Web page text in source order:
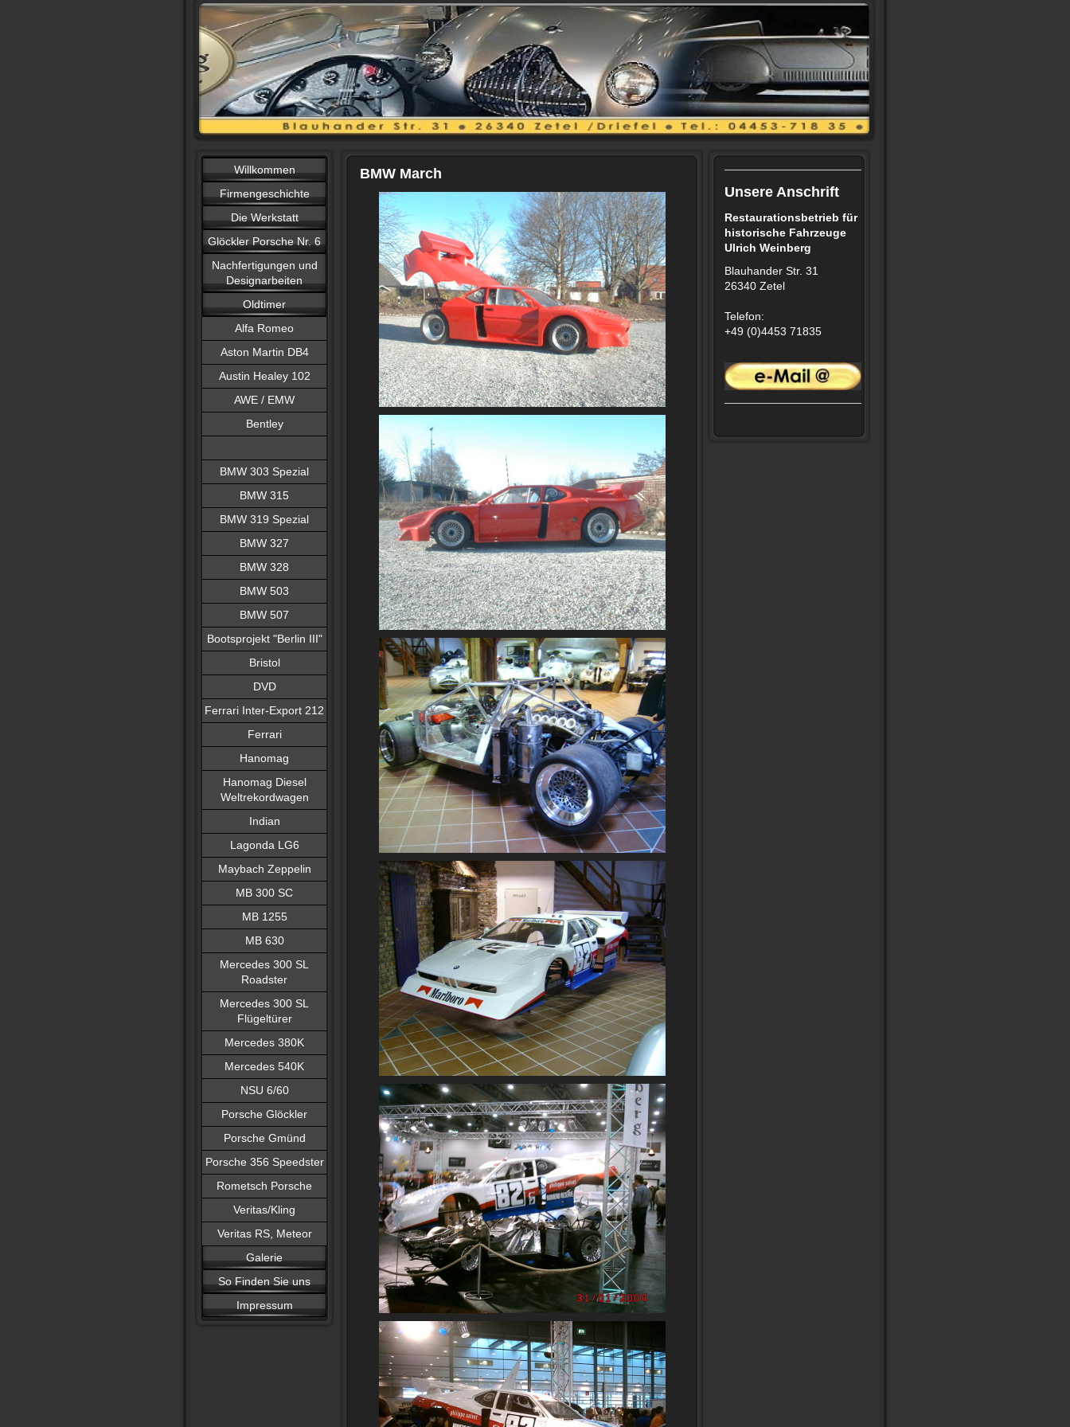
Willkommen
Firmengeschichte
Die Werkstatt
Glöckler Porsche Nr. 6
Nachfertigungen und
Designarbeiten
Oldtimer
Alfa Romeo
Aston Martin DB4
Austin Healey 102
AWE / EMW
Bentley
BMW 303 Spezial
BMW 315
BMW 319 Spezial
BMW 327
BMW 328
BMW 503
BMW 507
Bootsprojekt "Berlin III"
Bristol
DVD
Ferrari Inter-Export 212
Ferrari
Hanomag
Hanomag Diesel
Weltrekordwagen
Indian
Lagonda LG6
Maybach Zeppelin
MB 300 SC
MB 1255
MB 630
Mercedes 300 SL
Roadster
Mercedes 300 SL
Flügeltürer
Mercedes 380K
Mercedes 540K
NSU 6/60
Porsche Glöckler
Porsche Gmünd
Porsche 356 Speedster
Rometsch Porsche
Veritas/Kling
Veritas RS, Meteor
Galerie
So Finden Sie uns
Impressum
BMW March
Unsere Anschrift
Restaurationsbetrieb für
historische Fahrzeuge
Ulrich Weinberg
Blauhander Str. 31
26340 Zetel
Telefon:
+49 (0)4453 71835